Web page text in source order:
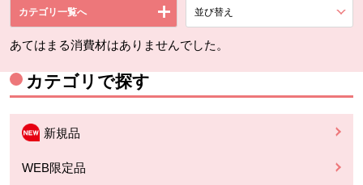
カテゴリ一覧へ 並び替え
あてはまる消費材はありませんでした。
カテゴリで探す
新規品
WEB限定品